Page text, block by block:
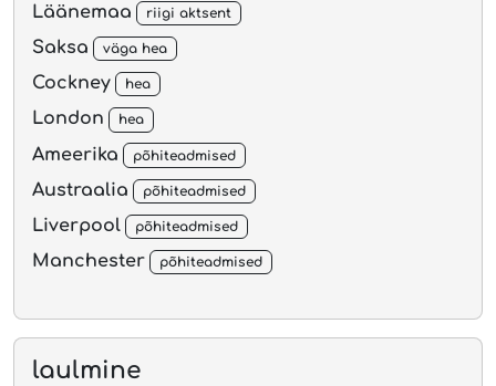
Läänemaa riigi aktsent
Saksa väga hea
Cockney hea
London hea
Ameerika põhiteadmised
Austraalia põhiteadmised
Liverpool põhiteadmised
Manchester põhiteadmised
laulmine